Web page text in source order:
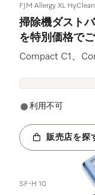
FJM Allergy XL HyClean
掃除機ダスト
を特別価格で
Compact C1、
利用不可
販売店を探
SF-H 10